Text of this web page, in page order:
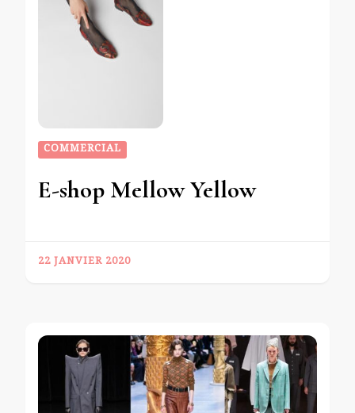
COMMERCIAL
E-shop Mellow Yellow
22 JANVIER 2020